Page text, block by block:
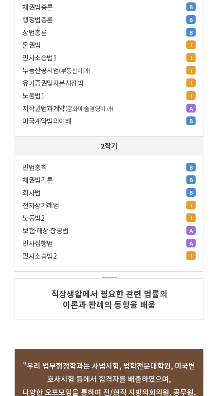
채권법총론 B
행정법총론 B
상법총론 B
물권법 I
민사소송법1 I
부동산공시법(부동산학과) I
유가증권및자본시장법 I
노동법1 I
저작권법과계약(문화예술경영학과) A
미국계약법의이해 B
2학기
민법총칙 B
채권법각론 B
회사법 B
전자상거래법 I
노동법2 I
보험·해상·항공법 A
민사집행법 A
민사소송법2 I
직장생활에서 필요한 관련 법률의
이론과 판례의 동향을 배움
"우리 법무행정학과는 사법시험, 법학전문대학원, 미국변
호사시험 등에서 합격자를 배출하였으며,
다양한 오프모임을 통하여 전/현직 지방의회의원, 공무원,